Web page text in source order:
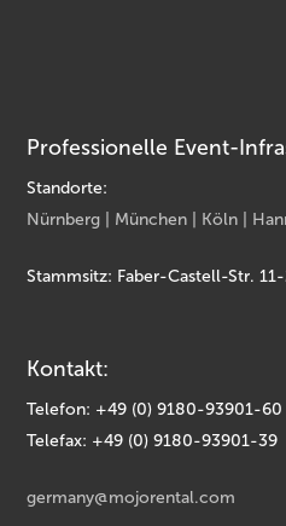
Professionelle Event-
Standorte:
Nürnberg | München | Köln |
Stammsitz: Faber-Castell-Str.
Kontakt:
Telefon: +49 (0) 9180-93901-60
Telefax: +49 (0) 9180-93901-39
germany@mojorental.com